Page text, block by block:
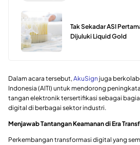
Tak Sekadar ASI
Dijuluki Liquid Gold
Dalam acara tersebut,AkuSign juga
Indonesia (AITI) untuk mendorong
tangan elektronik tersertifikasi sebagai
digital di berbagai sektor industri.
Menjawab Tantangan Keamanan di Era
Perkembangan transformasi digital yang